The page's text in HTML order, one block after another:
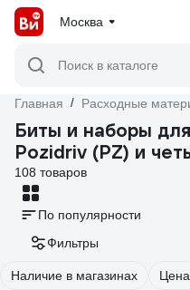
Москва
Поиск в каталоге
Главная / Расходные
Биты и наборы
Pozidriv (PZ) и
108 товаров
По популярности
Фильтры
Наличие в магазинах Цена